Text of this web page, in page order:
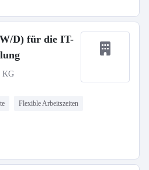
D) für die IT-
KG
Flexible Arbeitszeiten